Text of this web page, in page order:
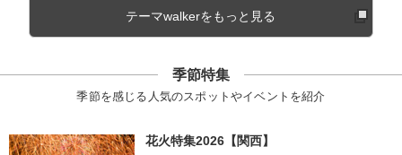
テーマwalkerをもっと見る
季節特集
季節を感じる人気のスポットやイベントを紹介
花火特集2026【関西】